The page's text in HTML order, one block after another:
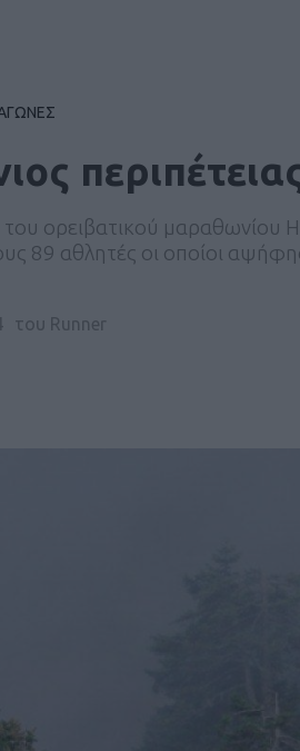
ορειβατικού μαραθωνίου
89 αθλητές οι οποίοι
του Runner